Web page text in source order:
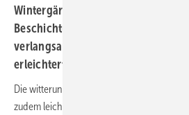
Wintergärten, ebenso in Duschen.
Beschichtung verhindert die
verlangsamt den Alterungsprozess
erleichtert die Reinigung, so AGC.
Die witterungsbeständige Beschichtung von
zudem leicht detektieren, sprich erkennen: